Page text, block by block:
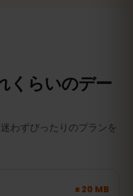
くらいのデー
わずぴったりのプランを
± 20 MB